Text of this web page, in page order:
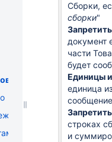
Сборки,
сборки"
документ
части
будет
Единицы
единица
строках
и